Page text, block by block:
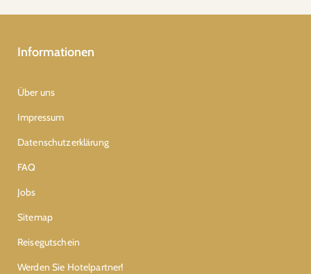
Informationen
Über uns
Impressum
Datenschutzerklärung
FAQ
Jobs
Sitemap
Reisegutschein
Werden Sie Hotelpartner!